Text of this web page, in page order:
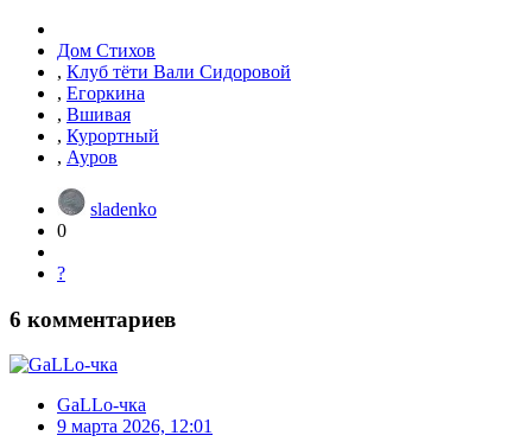
Дом Стихов
, Клуб тёти Вали Сидоровой
, Егоркина
, Вшивая
, Курортный
, Ауров
sladenko
0
?
6 комментариев
GaLLo-чка
9 марта 2026, 12:01